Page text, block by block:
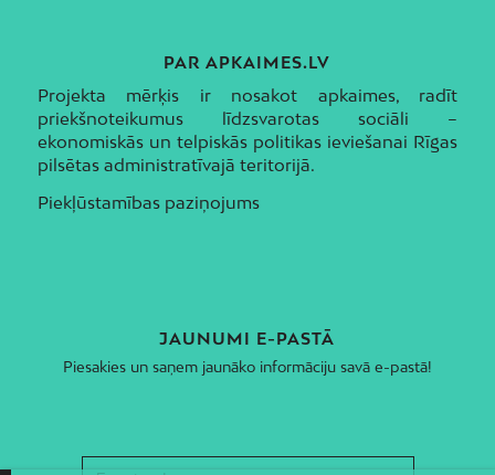
PAR APKAIMES.LV
Projekta mērķis ir nosakot apkaimes, radīt
priekšnoteikumus līdzsvarotas sociāli –
ekonomiskās un telpiskās politikas ieviešanai Rīgas
pilsētas administratīvajā teritorijā.
Piekļūstamības paziņojums
JAUNUMI E-PASTĀ
Piesakies un saņem jaunāko informāciju savā e-pastā!